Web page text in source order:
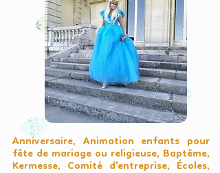
Anniversaire, Animation enfants pour
fête de mariage ou religieuse, Baptême,
Kermesse, Comité d'entreprise, Écoles,